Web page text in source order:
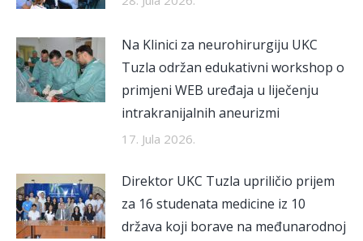
Na Klinici za neurohirurgiju UKC
Tuzla održan edukativni workshop o
primjeni WEB uređaja u liječenju
intrakranijalnih aneurizmi
17. Jula 2026.
Direktor UKC Tuzla upriličio prijem
za 16 studenata medicine iz 10
država koji borave na međunarodnoj